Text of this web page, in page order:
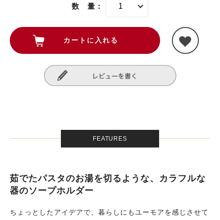
数 量：
FEATURES
茹でたパスタのお湯を切るような、カラフルな
器のソープホルダー
ちょっとしたアイデアで、暮らしにもユーモアを感じさせて